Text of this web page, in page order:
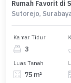
Rumah Favorit di
Sutorejo,
Kamar Tidur
3
Luas Tanah
75 m²